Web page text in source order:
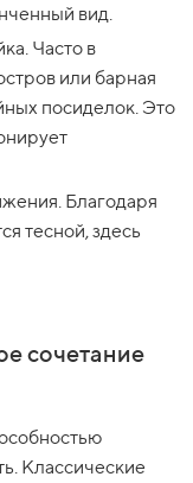
вид.
Часто в
или барная
посиделок. Это
Благодаря
тесной, здесь
сочетание
Классические